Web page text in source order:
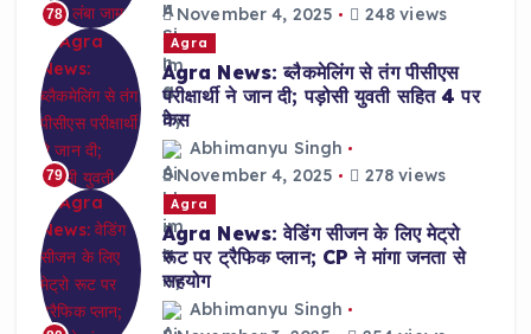
78
November 4, 2025
248 views
79
Agra
Agra News: ब्लैकमेलिंग से तंग पीसीएस
परीक्षार्थी ने जान दी; पड़ोसी युवती सहित 4 पर
केस
Abhimanyu Singh
November 4, 2025
278 views
Agra
Agra News: वेडिंग सीजन के लिए मेट्रो
रूट पर ट्रैफिक प्लान; CP ने मांगा जनता से
सहयोग
Abhimanyu Singh